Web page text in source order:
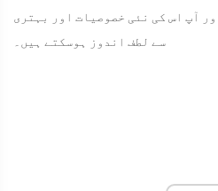
آپ اس کی نئی خصوصیات اور بہتری
سے لطف اندوز ہوسکتے ہیں۔